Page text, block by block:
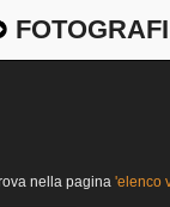
nella pagina 'elenco